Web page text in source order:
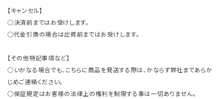
【キャンセル】
○決済前まではお受けします。
○代金引換の場合は出荷前まではお受けします。
【その他特記事項など】
○いかなる場合でも、こちらに商品を発送する際は、かならず弊社まであらか
じめご連絡ください。
○保証規定はお客様の法律上の権利を制限する事は一切ありません。